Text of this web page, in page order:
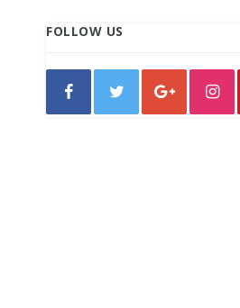
FOLLOW US